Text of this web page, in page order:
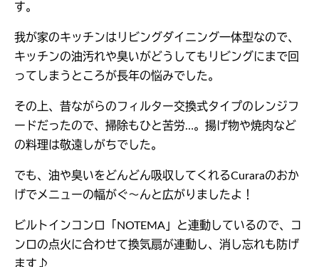
す。
我が家のキッチンはリビングダイニング一体型なので、
キッチンの油汚れや臭いがどうしてもリビングにまで回
ってしまうところが長年の悩みでした。
その上、昔ながらのフィルター交換式タイプのレンジフ
ードだったので、掃除もひと苦労…。揚げ物や焼肉など
の料理は敬遠しがちでした。
でも、油や臭いをどんどん吸収してくれるCuraraのおか
げでメニューの幅がぐ～んと広がりましたよ！
ビルトインコンロ「NOTEMA」と連動しているので、コ
ンロの点火に合わせて換気扇が連動し、消し忘れも防げ
ます♪